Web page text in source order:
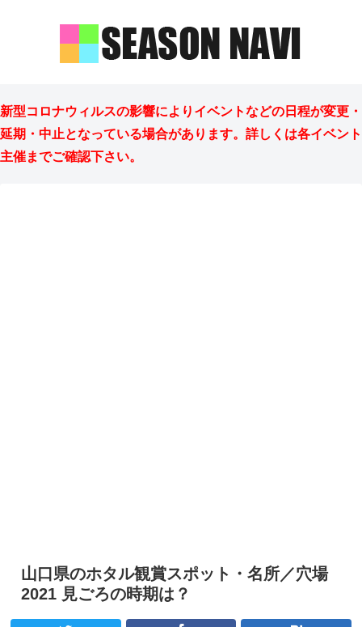
新型コロナウィルスの影響によりイベントなどの日程が変更・
延期・中止となっている場合があります。詳しくは各イベント
主催までご確認下さい。
山口県のホタル観賞スポット・名所／穴場
2021 見ごろの時期は？